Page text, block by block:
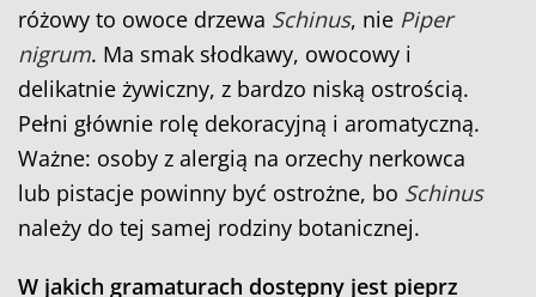
różowy to owoce drzewa Schinus, nie Piper
nigrum. Ma smak słodkawy, owocowy i
delikatnie żywiczny, z bardzo niską ostrością.
Pełni głównie rolę dekoracyjną i aromatyczną.
Ważne: osoby z alergią na orzechy nerkowca
lub pistacje powinny być ostrożne, bo Schinus
należy do tej samej rodziny botanicznej.
W jakich gramaturach dostępny jest pieprz